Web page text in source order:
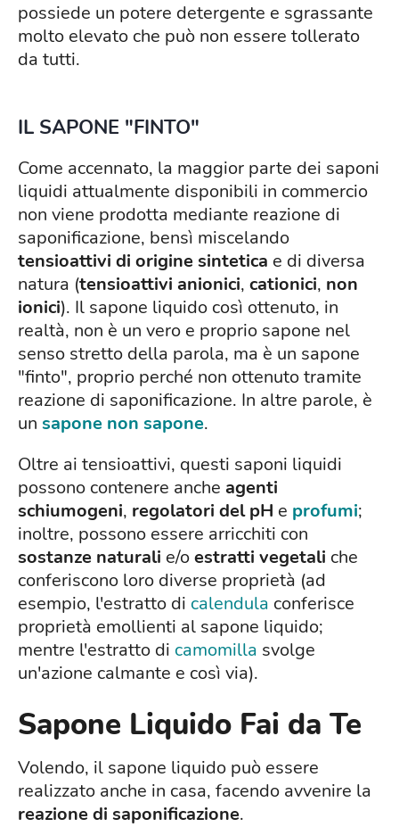
possiede un potere detergente e sgrassante
molto elevato che può non essere tollerato
da tutti.
IL SAPONE "FINTO"
Come accennato, la maggior parte dei saponi
liquidi attualmente disponibili in commercio
non viene prodotta mediante reazione di
saponificazione, bensì miscelando
tensioattivi di origine sintetica e di diversa
natura (tensioattivi anionici, cationici, non
ionici). Il sapone liquido così ottenuto, in
realtà, non è un vero e proprio sapone nel
senso stretto della parola, ma è un sapone
"finto", proprio perché non ottenuto tramite
reazione di saponificazione. In altre parole, è
un sapone non sapone.
Oltre ai tensioattivi, questi saponi liquidi
possono contenere anche agenti
schiumogeni, regolatori del pH e profumi;
inoltre, possono essere arricchiti con
sostanze naturali e/oestratti vegetali che
conferiscono loro diverse proprietà (ad
esempio, l'estratto di calendula conferisce
proprietà emollienti al sapone liquido;
mentre l'estratto di camomilla svolge
un'azione calmante e così via).
Sapone Liquido Fai da Te
Volendo, il sapone liquido può essere
realizzato anche in casa, facendo avvenire la
reazione di saponificazione.